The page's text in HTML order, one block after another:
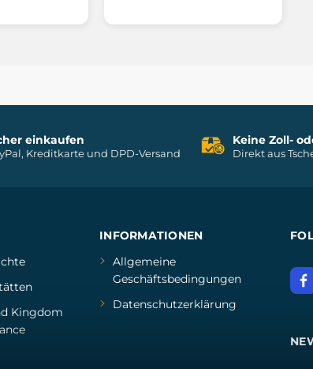
einkaufen
Kreditkarte und DPD-Versand
Keine Zoll-
Direkt aus
Kingdom
INFORMATIONEN
Allgemeine
Geschäftsbedingungen
Datenschutzerklärung